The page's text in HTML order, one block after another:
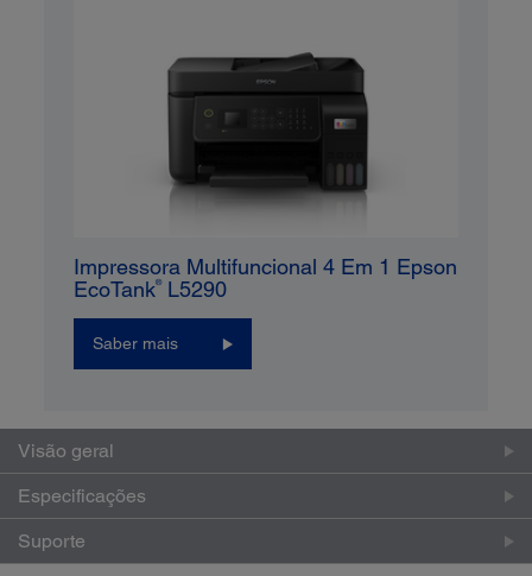
Impressora Multifuncional 4 Em 1 Epson
EcoTank®L5290
Saber mais
Visão geral
Especificações
Suporte